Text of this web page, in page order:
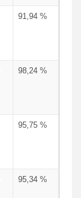
91,94 %
98,24 %
95,75 %
95,34 %